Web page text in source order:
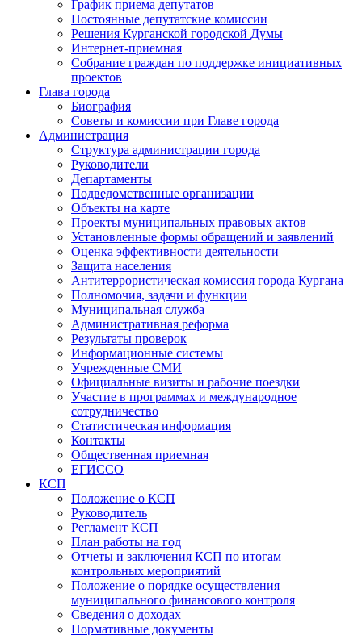
График приема депутатов
Постоянные депутатские комиссии
Решения Курганской городской Думы
Интернет-приемная
Собрание граждан по поддержке инициативных
проектов
Глава города
Биография
Советы и комиссии при Главе города
Администрация
Структура администрации города
Руководители
Департаменты
Подведомственные организации
Объекты на карте
Проекты муниципальных правовых актов
Установленные формы обращений и заявлений
Оценка эффективности деятельности
Защита населения
Антитеррористическая комиссия города Кургана
Полномочия, задачи и функции
Муниципальная служба
Административная реформа
Результаты проверок
Информационные системы
Учрежденные СМИ
Официальные визиты и рабочие поездки
Участие в программах и международное
сотрудничество
Статистическая информация
Контакты
Общественная приемная
ЕГИССО
КСП
Положение о КСП
Руководитель
Регламент КСП
План работы на год
Отчеты и заключения КСП по итогам
контрольных мероприятий
Положение о порядке осуществления
муниципального финансового контроля
Сведения о доходах
Нормативные документы